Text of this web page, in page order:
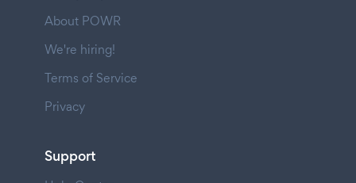
About POWR
We're hiring!
Terms of Service
Privacy
Support